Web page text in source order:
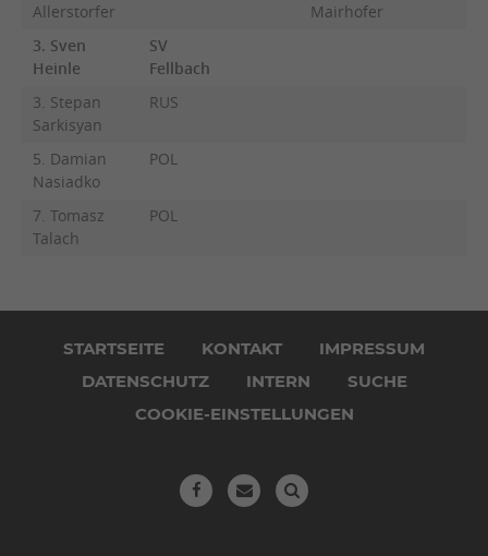
Allerstorfer
Mairhofer
3. Sven
Heinle
SV
Fellbach
3. Stepan
Sarkisyan
RUS
5. Damian
Nasiadko
POL
7. Tomasz
Talach
POL
überspringen
STARTSEITE KONTAKT
IMPRESSUM
DATENSCHUTZ
INTERN
SUCHE
COOKIE-EINSTELLUNGEN